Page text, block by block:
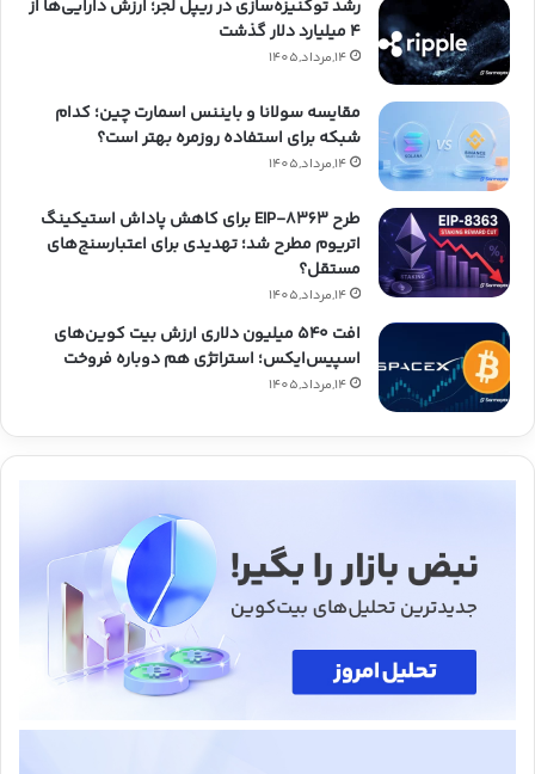
رشد توکنیزه‌سازی در ریپل لجر؛ ارزش دارایی‌ها از
۴ میلیارد دلار گذشت
14,مرداد,1405
مقایسه سولانا و بایننس اسمارت چین؛ کدام
شبکه برای استفاده روزمره بهتر است؟
14,مرداد,1405
طرح EIP-8363 برای کاهش پاداش استیکینگ
اتریوم مطرح شد؛ تهدیدی برای اعتبارسنج‌های
مستقل؟
14,مرداد,1405
افت ۵۴۰ میلیون دلاری ارزش بیت کوین‌های
اسپیس‌ایکس؛ استراتژی هم دوباره فروخت
14,مرداد,1405